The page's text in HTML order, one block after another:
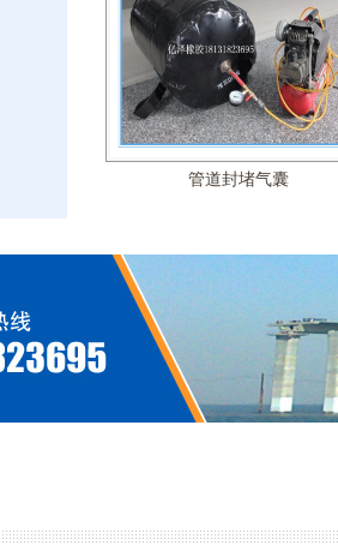
管道封堵气囊